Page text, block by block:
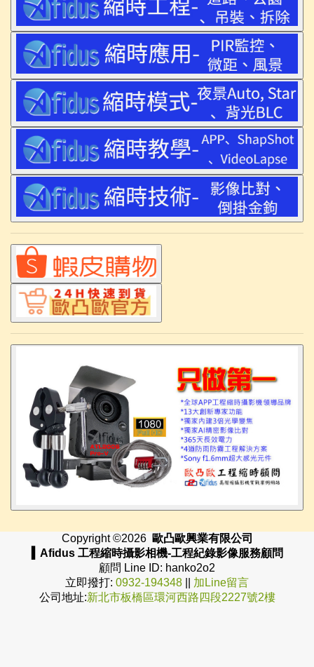
Copyright ©2026 歐凸歐興業有限公司
▍Afidus 工程縮時攝影相機-工程紀錄影像服務顧問
顧問 Line ID: hanko2o2
立即撥打: 0932-194348
加Line留言
公司地址:新北市板橋區環河西路四段2227號2樓